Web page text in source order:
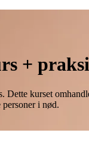
+
kurset
i nød.